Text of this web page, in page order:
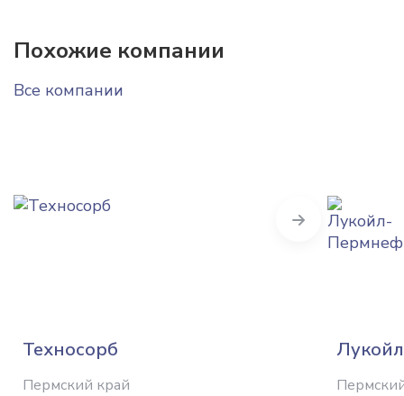
Похожие компании
Все компании
Техносорб
Пермский край
Next